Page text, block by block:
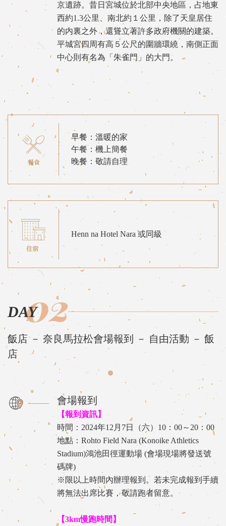
京遺跡。昔日宮城位於北部中央地區，占地東
西約1.3公里、南北約１公里，除了天皇居住
的内裏之外，還聳立著許多政府機關的建築。
平城宮四周有高５公尺的圍牆環繞，南側正面
中心則有名為「朱雀門」的大門。
早餐：溫暖的家
午餐：機上簡餐
晚餐：敬請自理
Henn na Hotel Nara 或同級
DAY02
飯店 － 奈良馬拉松會場報到 － 自由活動 － 飯
店
會場報到
【報到資訊】
時間：2024年12月7日（六）10：00～20：00
地點：Rohto Field Nara (Konoike Athletics
Stadium)鴻池田徑運動場 (會場現場將發送號
碼牌)
※限以上時間內辦理報到。若未完成報到手續
將無法出席比賽，敬請跑者留意。
【3km慢跑時間】